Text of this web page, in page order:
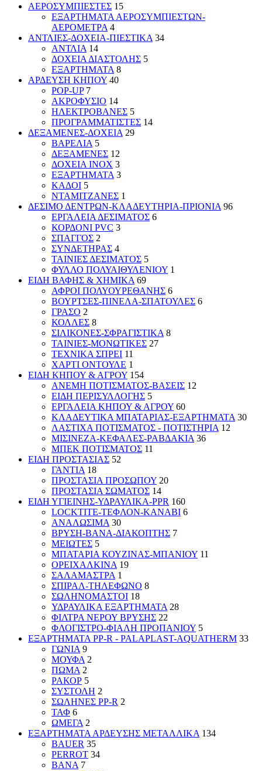
ΑΕΡΟΣΥΜΠΙΕΣΤΕΣ 15
ΕΞΑΡΤΗΜΑΤΑ ΑΕΡΟΣΥΜΠΙΕΣΤΩΝ-
ΑΕΡΟΜΕΤΡΑ 4
ΑΝΤΛΙΕΣ-ΔΟΧΕΙΑ-ΠΙΕΣΤΙΚΑ 34
ΑΝΤΛΙΑ 14
ΔΟΧΕΙΑ ΔΙΑΣΤΟΛΗΣ 5
ΕΞΑΡΤΗΜΑΤΑ 8
ΑΡΔΕΥΣΗ ΚΗΠΟΥ 40
POP-UP 7
ΑΚΡΟΦΥΣΙΟ 14
ΗΛΕΚΤΡΟΒΑΝΕΣ 5
ΠΡΟΓΡΑΜΜΑΤΙΣΤΕΣ 14
ΔΕΞΑΜΕΝΕΣ-ΔΟΧΕΙΑ 29
ΒΑΡΕΛΙΑ 5
ΔΕΞΑΜΕΝΕΣ 12
ΔΟΧΕΙΑ INOX 3
ΕΞΑΡΤΗΜΑΤΑ 3
ΚΑΔΟΙ 5
ΝΤΑΜΙΤΖΑΝΕΣ 1
ΔΕΣΙΜΟ ΔΕΝΤΡΩΝ-ΚΛΑΔΕΥΤΗΡΙΑ-ΠΡΙΟΝΙΑ 96
ΕΡΓΑΛΕΙΑ ΔΕΣΙΜΑΤΟΣ 6
ΚΟΡΔΟΝΙ PVC 3
ΣΠΑΓΓΟΣ 2
ΣΥΝΔΕΤΗΡΑΣ 4
ΤΑΙΝΙΕΣ ΔΕΣΙΜΑΤΟΣ 5
ΦΥΛΛΟ ΠΟΛΥΑΙΘΥΛΕΝΙΟΥ 1
ΕΙΔΗ ΒΑΦΗΣ & ΧΗΜΙΚΑ 69
ΑΦΡΟΙ ΠΟΛΥΟΥΡΕΘΑΝΗΣ 6
ΒΟΥΡΤΣΕΣ-ΠΙΝΕΛΑ-ΣΠΑΤΟΥΛΕΣ 6
ΓΡΑΣΟ 2
ΚΟΛΛΕΣ 8
ΣΙΛΙΚΟΝΕΣ-ΣΦΡΑΓΙΣΤΙΚΑ 8
ΤΑΙΝΙΕΣ-ΜΟΝΩΤΙΚΕΣ 27
ΤΕΧΝΙΚΑ ΣΠΡΕΙ 11
ΧΑΡΤΙ ΟΝΤΟΥΛΕ 1
ΕΙΔΗ ΚΗΠΟΥ & ΑΓΡΟΥ 154
ΑΝΕΜΗ ΠΟΤΙΣΜΑΤΟΣ-ΒΑΣΕΙΣ 12
ΕΙΔΗ ΠΕΡΙΣΥΛΛΟΓΗΣ 5
ΕΡΓΑΛΕΙΑ ΚΗΠΟΥ & ΑΓΡΟΥ 60
ΚΛΑΔΕΥΤΙΚΑ ΜΠΑΤΑΡΙΑΣ-ΕΞΑΡΤΗΜΑΤΑ 30
ΛΑΣΤΙΧΑ ΠΟΤΙΣΜΑΤΟΣ - ΠΟΤΙΣΤΗΡΙΑ 12
ΜΙΣΙΝΕΖΑ-ΚΕΦΑΛΕΣ-ΡΑΒΔΑΚΙΑ 36
ΜΠΕΚ ΠΟΤΙΣΜΑΤΟΣ 11
ΕΙΔΗ ΠΡΟΣΤΑΣΙΑΣ 52
ΓΑΝΤΙΑ 18
ΠΡΟΣΤΑΣΙΑ ΠΡΟΣΩΠΟΥ 20
ΠΡΟΣΤΑΣΙΑ ΣΩΜΑΤΟΣ 14
ΕΙΔΗ ΥΓΙΕΙΝΗΣ-ΥΔΡΑΥΛΙΚΑ-PPR 160
LOCKTITE-ΤΕΦΛΟΝ-ΚΑΝΑΒΙ 6
ΑΝΑΛΩΣΙΜΑ 30
ΒΡΥΣΗ-ΒΑΝΑ-ΔΙΑΚΟΠΤΗΣ 7
ΜΕΙΩΤΕΣ 5
ΜΠΑΤΑΡΙΑ ΚΟΥΖΙΝΑΣ-ΜΠΑΝΙΟΥ 11
ΟΡΕΙΧΑΛΚΙΝΑ 19
ΣΑΛΑΜΑΣΤΡΑ 1
ΣΠΙΡΑΛ-ΤΗΛΕΦΩΝΟ 8
ΣΩΛΗΝΟΜΑΣΤΟΙ 18
ΥΔΡΑΥΛΙΚΑ ΕΞΑΡΤΗΜΑΤΑ 28
ΦΙΛΤΡΑ ΝΕΡΟΥ ΒΡΥΣΗΣ 22
ΦΛΟΓΙΣΤΡΟ-ΦΙΑΛΗ ΠΡΟΠΑΝΙΟΥ 5
ΕΞΑΡΤΗΜΑΤΑ PP-R - PALAPLAST-AQUATHERM 33
ΓΩΝΙΑ 9
ΜΟΥΦΑ 2
ΠΩΜΑ 2
ΡΑΚΟΡ 5
ΣΥΣΤΟΛΗ 2
ΣΩΛΗΝΕΣ PP-R 2
ΤΑΦ 6
ΩΜΕΓΑ 2
ΕΞΑΡΤΗΜΑΤΑ ΑΡΔΕΥΣΗΣ ΜΕΤΑΛΛΙΚΑ 134
BAUER 35
PERROT 34
ΒΑΝΑ 7